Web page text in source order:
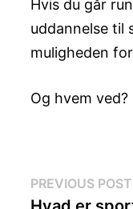
Hvis du går
uddannelse til
muligheden
Og hvem
PREVIOUS POST